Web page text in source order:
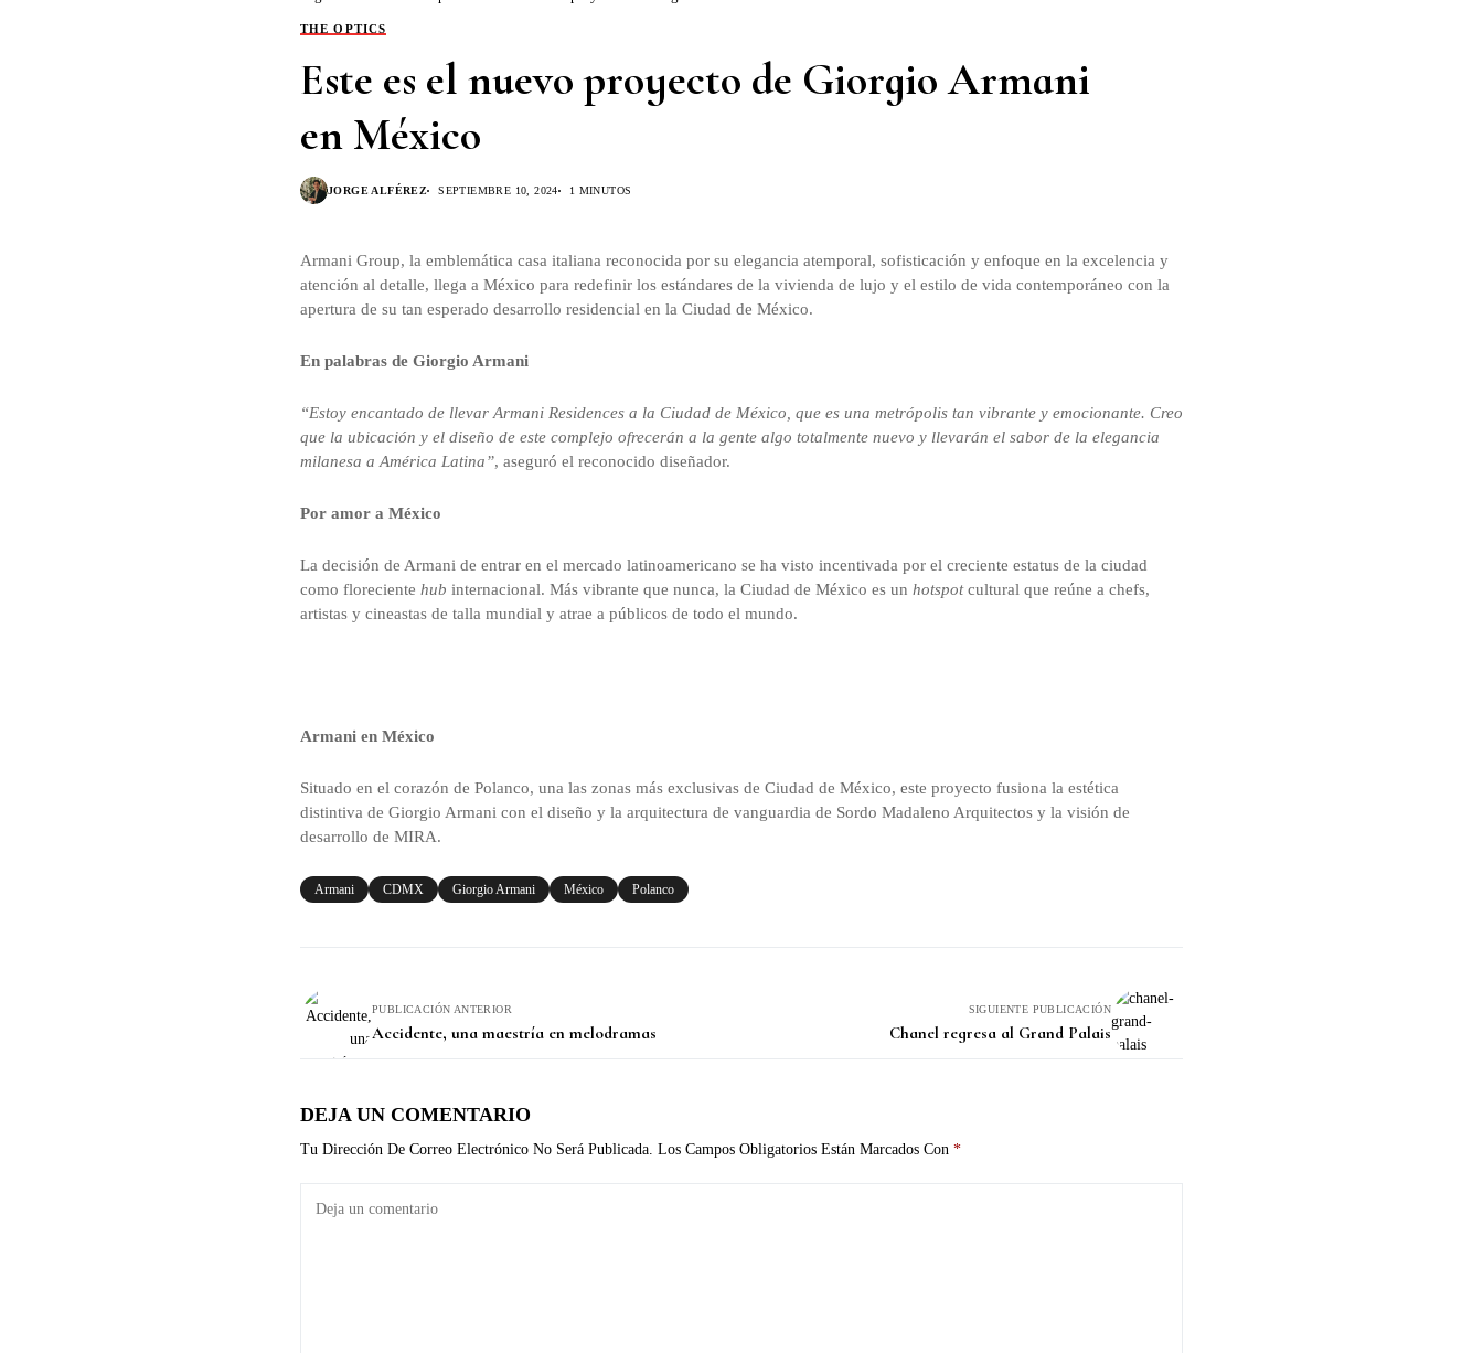
THE OPTICS
Este es el nuevo proyecto de Giorgio Armani
en México
JORGE ALFÉREZ SEPTIEMBRE 10, 2024 1 MINUTOS
Armani Group, la emblemática casa italiana reconocida por su elegancia atemporal, sofisticación y enfoque en la excelencia y
atención al detalle, llega a México para redefinir los estándares de la vivienda de lujo y el estilo de vida contemporáneo con la
apertura de su tan esperado desarrollo residencial en la Ciudad de México.
En palabras de Giorgio Armani
“Estoy encantado de llevar Armani Residences a la Ciudad de México, que es una metrópolis tan vibrante y emocionante. Creo
que la ubicación y el diseño de este complejo ofrecerán a la gente algo totalmente nuevo y llevarán el sabor de la elegancia
milanesa a América Latina”, aseguró el reconocido diseñador.
Por amor a México
La decisión de Armani de entrar en el mercado latinoamericano se ha visto incentivada por el creciente estatus de la ciudad
como floreciente hub internacional. Más vibrante que nunca, la Ciudad de México es un hotspotcultural que reúne a chefs,
artistas y cineastas de talla mundial y atrae a públicos de todo el mundo.
Armani en México
Situado en el corazón de Polanco, una las zonas más exclusivas de Ciudad de México, este proyecto fusiona la estética
distintiva de Giorgio Armani con el diseño y la arquitectura de vanguardia de Sordo Madaleno Arquitectos y la visión de
desarrollo de MIRA.
Armani CDMX Giorgio Armani México Polanco
PUBLICACIÓN ANTERIOR
Accidente, una maestría en melodramas
SIGUIENTE PUBLICACIÓN
Chanel regresa al Grand Palais
DEJA UN COMENTARIO
Tu Dirección De Correo Electrónico No Será Publicada. Los Campos Obligatorios Están Marcados Con *